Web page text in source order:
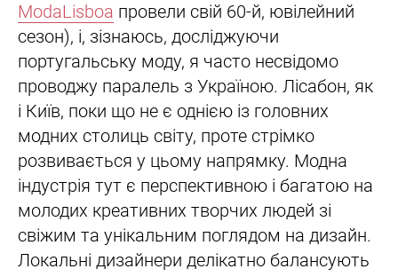
ModaLisboa провели свій 60-й, ювілейний
сезон), і, зізнаюсь, досліджуючи
португальську моду, я часто несвідомо
проводжу паралель з Україною. Лісабон, як
і Київ, поки що не є однією із головних
модних столиць світу, проте стрімко
розвивається у цьому напрямку. Модна
індустрія тут є перспективною і багатою на
молодих креативних творчих людей зі
свіжим та унікальним поглядом на дизайн.
Локальні дизайнери делікатно балансують